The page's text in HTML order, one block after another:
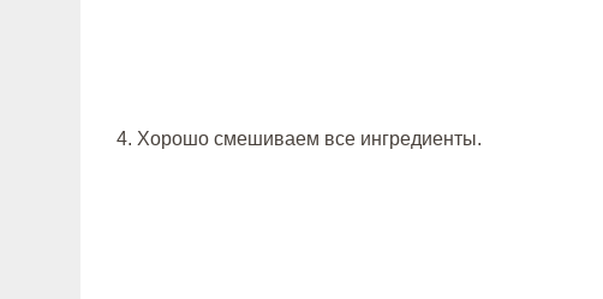
4. Хорошо смешиваем все ингредиенты.